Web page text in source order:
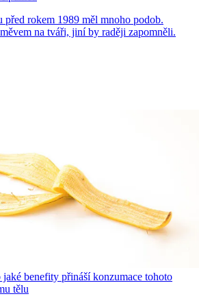
před rokem 1989 měl mnoho podob.
na tváři, jiní by raději zapomněli.
jaké benefity přináší konzumace tohoto
tělu